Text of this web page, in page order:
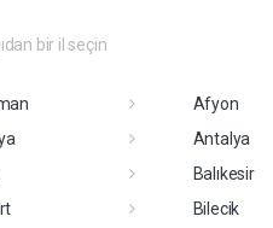
bir il seçin
Afyon
Antalya
Balıkesir
Bilecik